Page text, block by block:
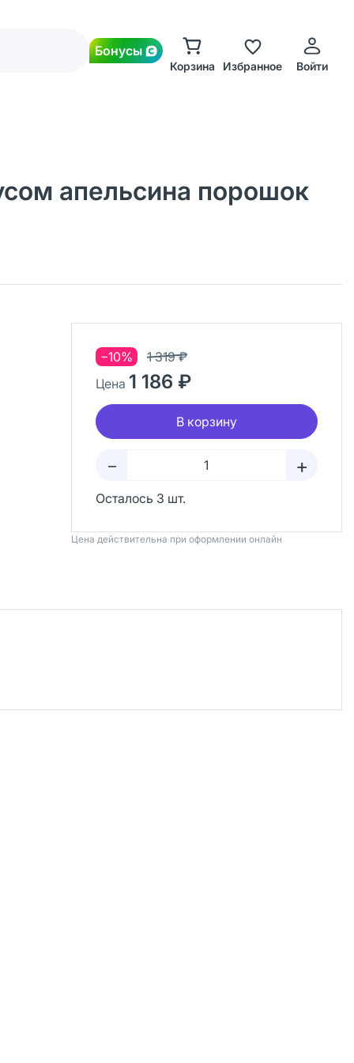
Бонусы
Корзина Избранное Войти
апельсина порошок
−10%
1 319 ₽
Цена 1 186 ₽
В корзину
– +
Осталось 3 шт.
Цена действительна при оформлении онлайн